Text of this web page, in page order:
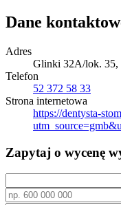
Dane
Adres
Glinki 32A/lok. 35,
Telefon
52 372 58 33
Strona internetowa
https://dentysta-
Zapytaj o wycenę